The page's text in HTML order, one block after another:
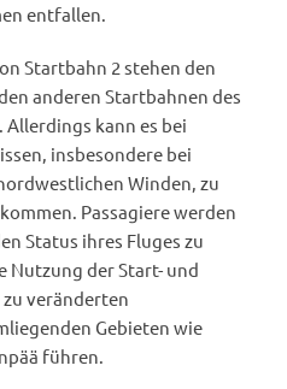
entfallen.
Startbahn 2 stehen den
anderen Startbahnen des
kann es bei
insbesondere bei
Winden, zu
Passagiere werden
Status ihres Fluges zu
Nutzung der Start- und
veränderten
Gebieten wie
führen.